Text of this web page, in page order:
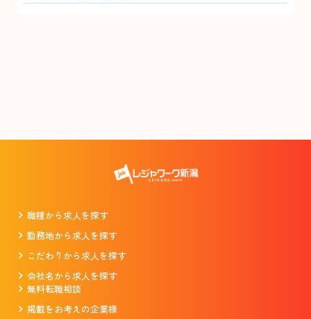
職種から求人を探す
勤務地から求人を探す
こだわりから求人を探す
会社名から求人を探す
無料転職相談
掲載をお考えの企業様